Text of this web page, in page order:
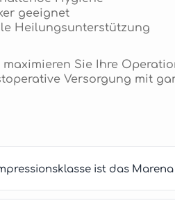
geeignet
Heilungsunterstützung
Sie Ihre
Versorgung mit
ist das